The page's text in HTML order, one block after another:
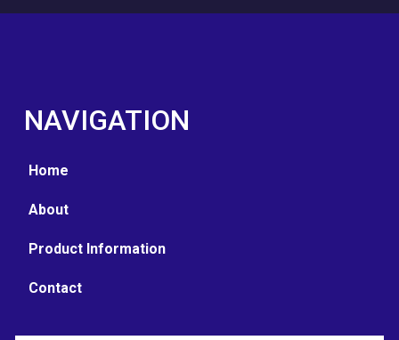
NAVIGATION
Home
About
Product Information
Contact